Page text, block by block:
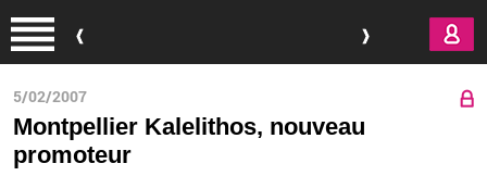
5/02/2007
Montpellier Kalelithos, nouveau
promoteur